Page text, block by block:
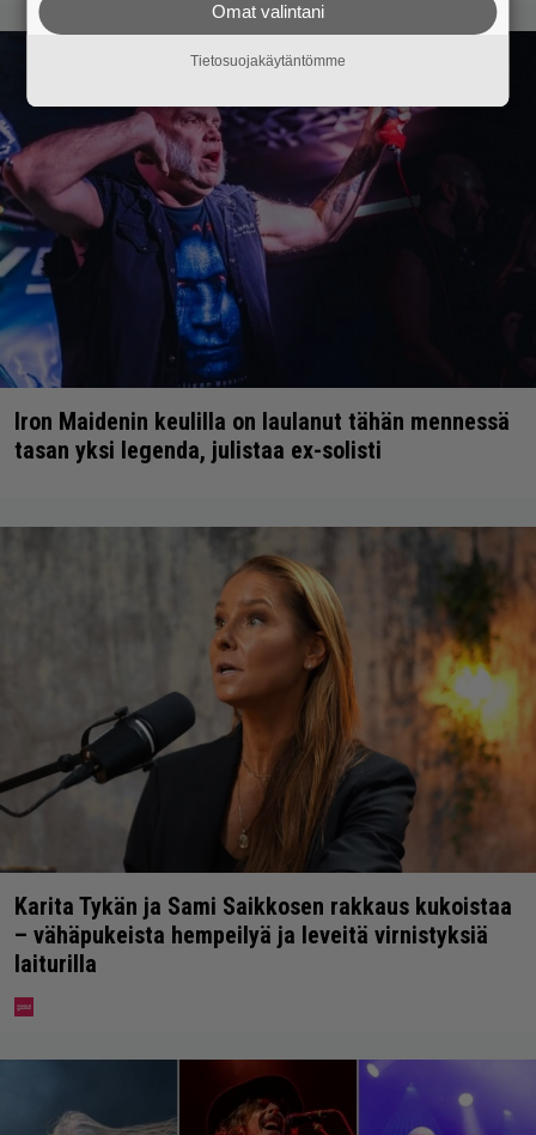
Iron Maidenin keulilla on laulanut tähän mennessä
tasan yksi legenda, julistaa ex-solisti
Karita Tykän ja Sami Saikkosen rakkaus kukoistaa
– vähäpukeista hempeilyä ja leveitä virnistyksiä
laiturilla
Omat valintani
Tietosuojakäytäntömme